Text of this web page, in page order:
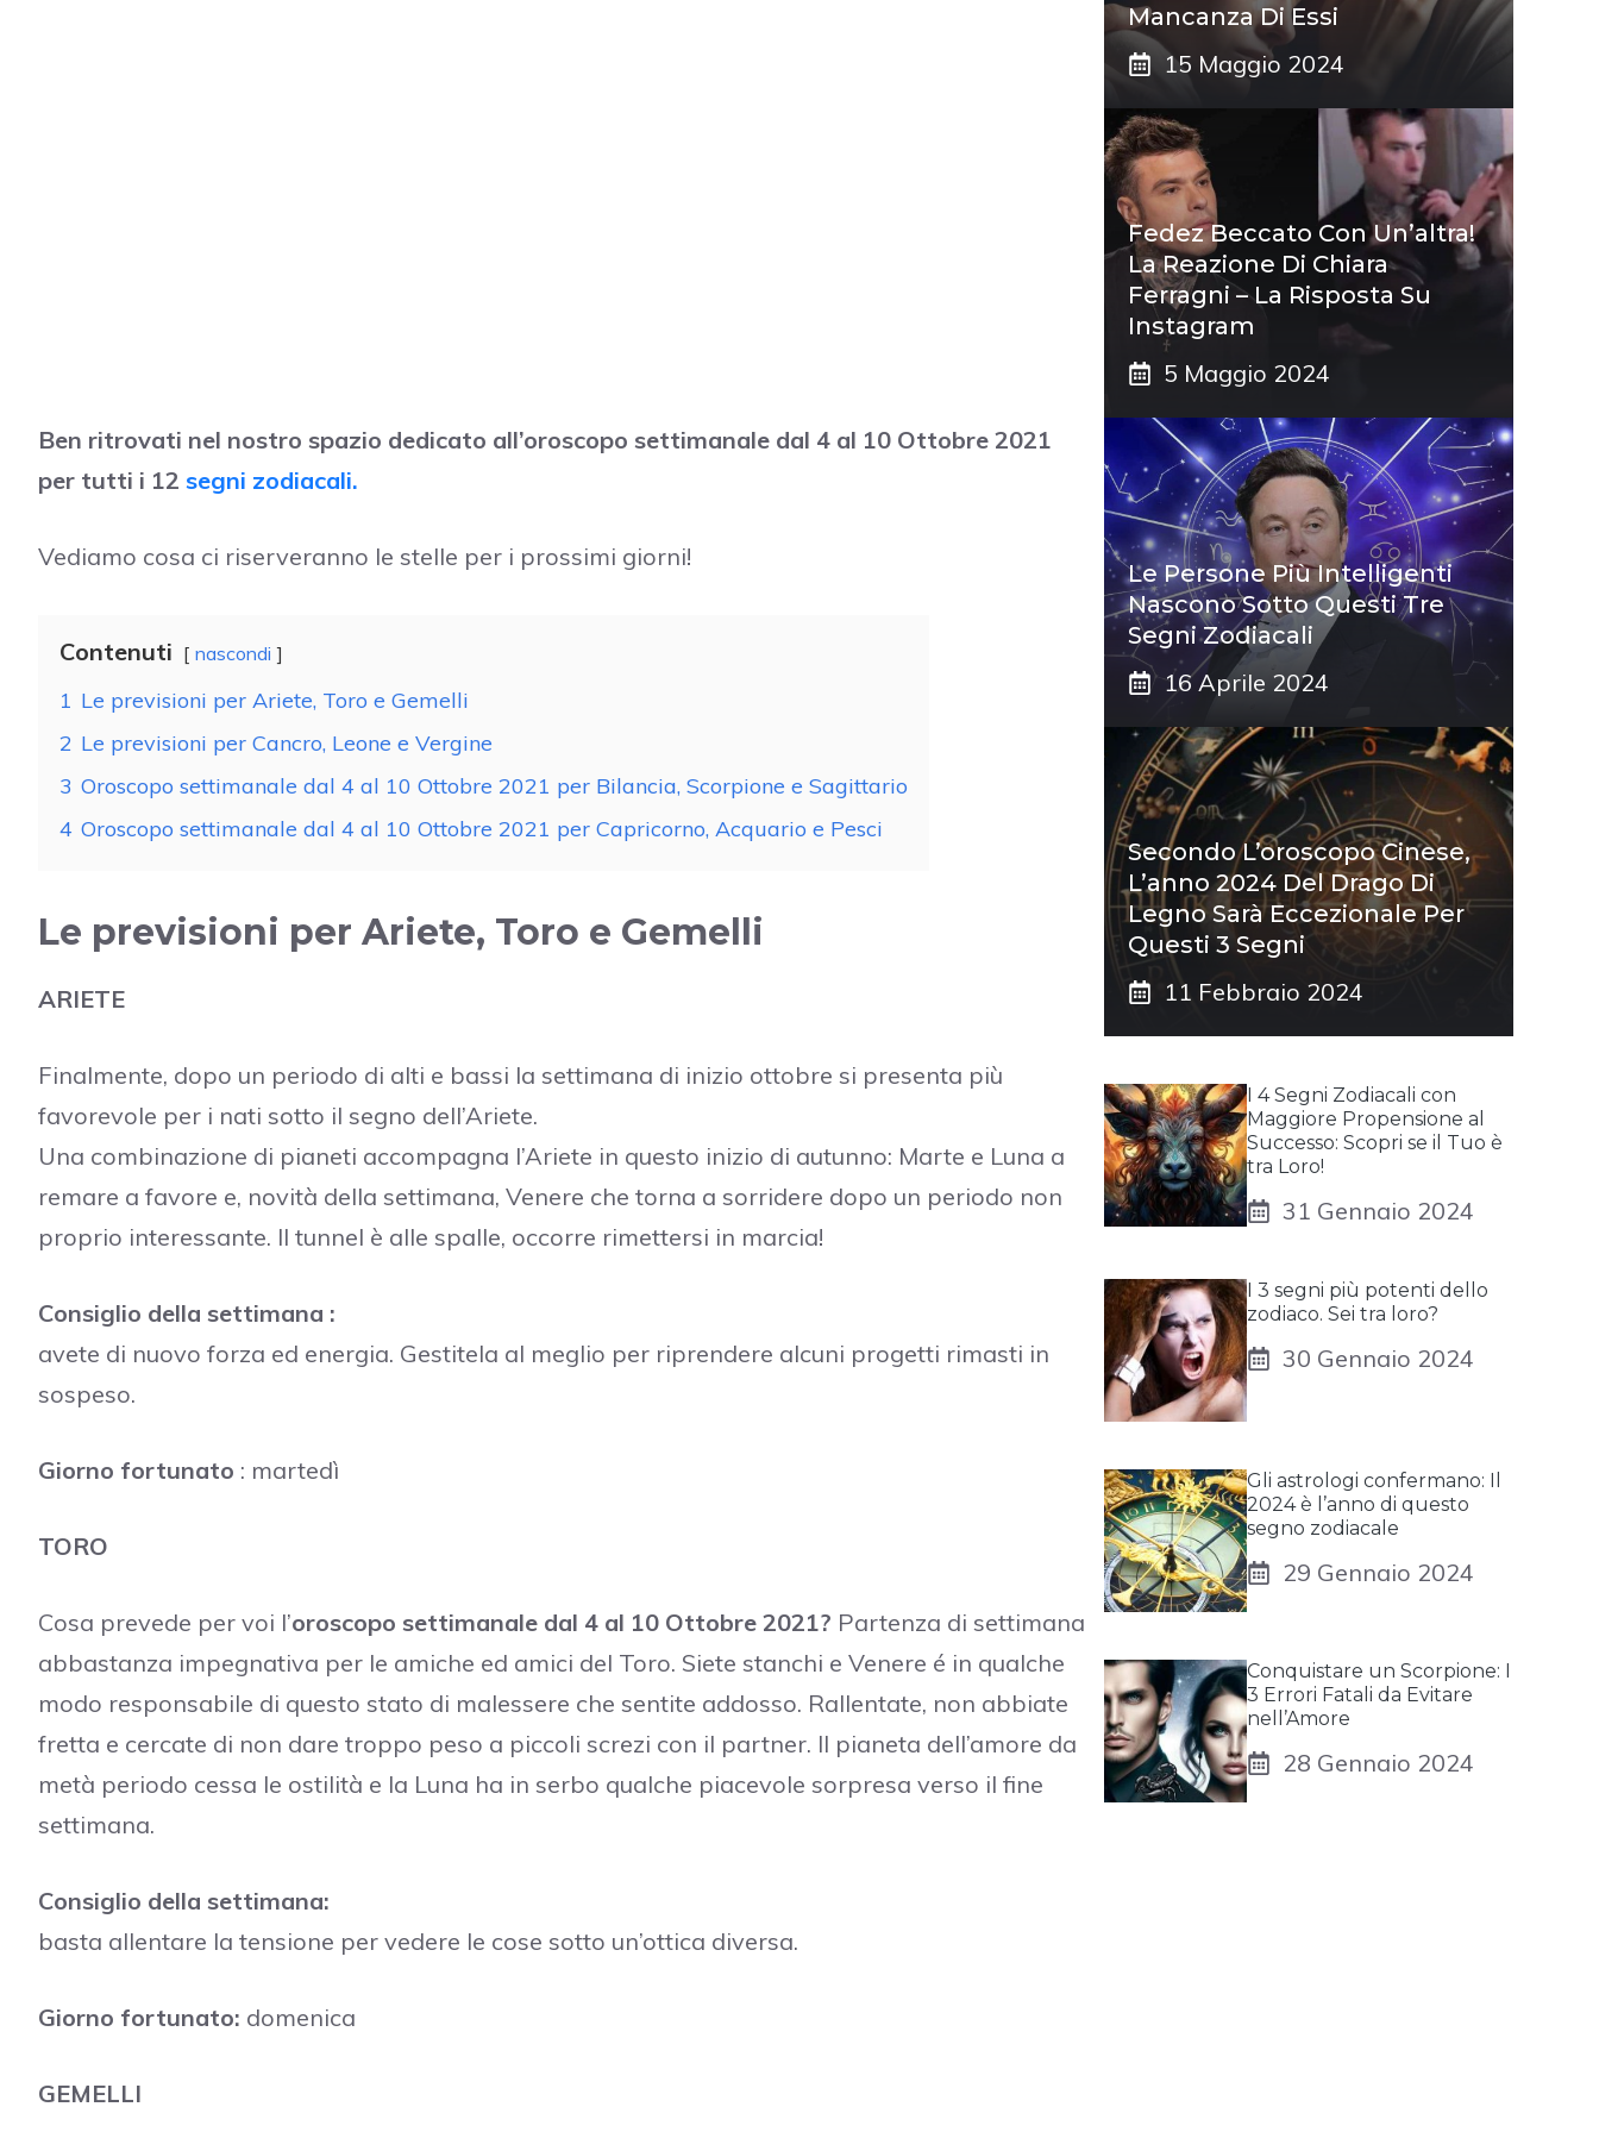
Ben ritrovati nel nostro spazio dedicato all’oroscopo settimanale dal 4 al 10 Ottobre 2021
per tutti i 12 segni zodiacali.
Vediamo cosa ci riserveranno le stelle per i prossimi giorni!
Contenuti nascondi
1 Le previsioni per Ariete, Toro e Gemelli
2 Le previsioni per Cancro, Leone e Vergine
3 Oroscopo settimanale dal 4 al 10 Ottobre 2021 per Bilancia, Scorpione e Sagittario
4 Oroscopo settimanale dal 4 al 10 Ottobre 2021 per Capricorno, Acquario e Pesci
Le previsioni per Ariete, Toro e Gemelli
ARIETE
Finalmente, dopo un periodo di alti e bassi la settimana di inizio ottobre si presenta più
favorevole per i nati sotto il segno dell’Ariete.
Una combinazione di pianeti accompagna l’Ariete in questo inizio di autunno: Marte e Luna a
remare a favore e, novità della settimana, Venere che torna a sorridere dopo un periodo non
proprio interessante. Il tunnel è alle spalle, occorre rimettersi in marcia!
Consiglio della settimana :
avete di nuovo forza ed energia. Gestitela al meglio per riprendere alcuni progetti rimasti in
sospeso.
Giorno fortunato : martedì
TORO
Cosa prevede per voi l’oroscopo settimanale dal 4 al 10 Ottobre 2021? Partenza di settimana
abbastanza impegnativa per le amiche ed amici del Toro. Siete stanchi e Venere é in qualche
modo responsabile di questo stato di malessere che sentite addosso. Rallentate, non abbiate
fretta e cercate di non dare troppo peso a piccoli screzi con il partner. Il pianeta dell’amore da
metà periodo cessa le ostilità e la Luna ha in serbo qualche piacevole sorpresa verso il fine
settimana.
Consiglio della settimana:
basta allentare la tensione per vedere le cose sotto un’ottica diversa.
Giorno fortunato: domenica
GEMELLI
Mancanza Di Essi
15 Maggio 2024
Fedez Beccato Con Un’altra!
La Reazione Di Chiara
Ferragni – La Risposta Su
Instagram
5 Maggio 2024
Le Persone Più Intelligenti
Nascono Sotto Questi Tre
Segni Zodiacali
16 Aprile 2024
Secondo L’oroscopo Cinese,
L’anno 2024 Del Drago Di
Legno Sarà Eccezionale Per
Questi 3 Segni
11 Febbraio 2024
I 4 Segni Zodiacali con
Maggiore Propensione al
Successo: Scopri se il Tuo è
tra Loro!
31 Gennaio 2024
I 3 segni più potenti dello
zodiaco. Sei tra loro?
30 Gennaio 2024
Gli astrologi confermano: Il
2024 è l’anno di questo
segno zodiacale
29 Gennaio 2024
Conquistare un Scorpione: I
3 Errori Fatali da Evitare
nell’Amore
28 Gennaio 2024